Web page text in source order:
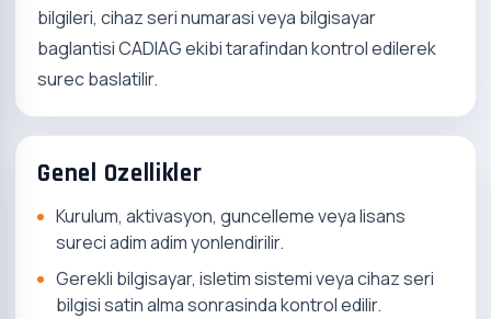
bilgileri, cihaz seri numarasi veya bilgisayar
baglantisi CADIAG ekibi tarafindan kontrol edilerek
surec baslatilir.
Genel Ozellikler
Kurulum, aktivasyon, guncelleme veya lisans
sureci adim adim yonlendirilir.
Gerekli bilgisayar, isletim sistemi veya cihaz seri
bilgisi satin alma sonrasinda kontrol edilir.